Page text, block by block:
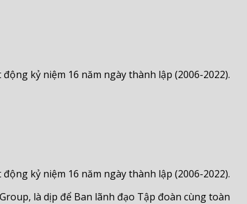
kỷ niệm 16 năm ngày thành lập (2006-2022).
kỷ niệm 16 năm ngày thành lập (2006-2022).
là dịp để Ban lãnh đạo Tập đoàn cùng toàn